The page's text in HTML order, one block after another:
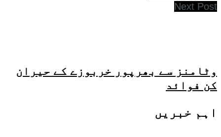
Next Post
وٹامنز سے بھرپور خربوزے کے حیران
کن فوائد
اہم خبریں